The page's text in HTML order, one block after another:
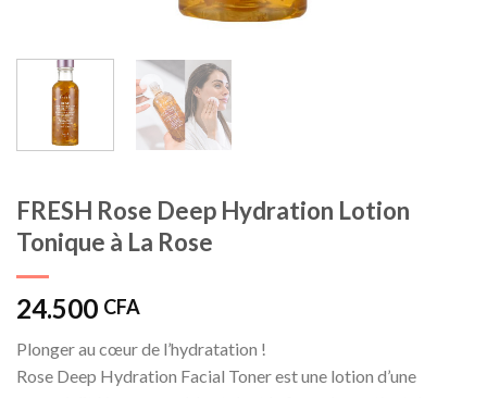
FRESH Rose Deep Hydration Lotion
Tonique à La Rose
24.500 CFA
Plonger au cœur de l’hydratation !
Rose Deep Hydration Facial Toner est une lotion d’une